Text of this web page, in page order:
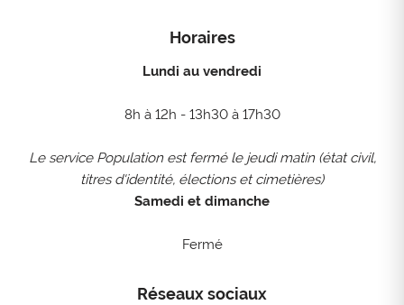
Horaires
Lundi au vendredi
8h à 12h - 13h30 à 17h30
Le service Population est fermé le jeudi matin (état civil,
titres d'identité, élections et cimetières)
Samedi et dimanche
Fermé
Réseaux sociaux